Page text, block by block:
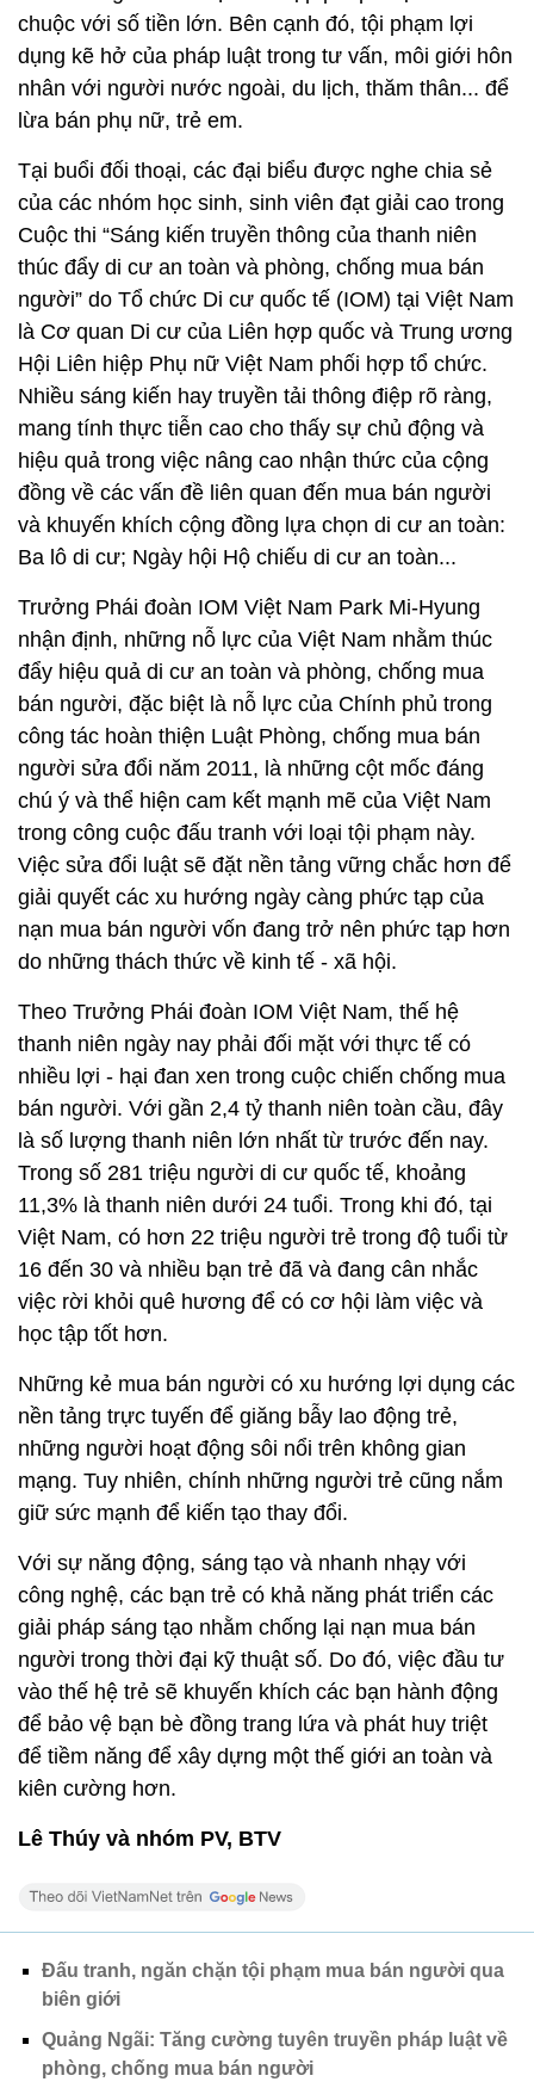
chuộc với số tiền lớn. Bên cạnh đó, tội phạm lợi
dụng kẽ hở của pháp luật trong tư vấn, môi giới hôn
nhân với người nước ngoài, du lịch, thăm thân... để
lừa bán phụ nữ, trẻ em.
Tại buổi đối thoại, các đại biểu được nghe chia sẻ
của các nhóm học sinh, sinh viên đạt giải cao trong
Cuộc thi “Sáng kiến truyền thông của thanh niên
thúc đẩy di cư an toàn và phòng, chống mua bán
người” do Tổ chức Di cư quốc tế (IOM) tại Việt Nam
là Cơ quan Di cư của Liên hợp quốc và Trung ương
Hội Liên hiệp Phụ nữ Việt Nam phối hợp tổ chức.
Nhiều sáng kiến hay truyền tải thông điệp rõ ràng,
mang tính thực tiễn cao cho thấy sự chủ động và
hiệu quả trong việc nâng cao nhận thức của cộng
đồng về các vấn đề liên quan đến mua bán người
và khuyến khích cộng đồng lựa chọn di cư an toàn:
Ba lô di cư; Ngày hội Hộ chiếu di cư an toàn...
Trưởng Phái đoàn IOM Việt Nam Park Mi-Hyung
nhận định, những nỗ lực của Việt Nam nhằm thúc
đẩy hiệu quả di cư an toàn và phòng, chống mua
bán người, đặc biệt là nỗ lực của Chính phủ trong
công tác hoàn thiện Luật Phòng, chống mua bán
người sửa đổi năm 2011, là những cột mốc đáng
chú ý và thể hiện cam kết mạnh mẽ của Việt Nam
trong công cuộc đấu tranh với loại tội phạm này.
Việc sửa đổi luật sẽ đặt nền tảng vững chắc hơn để
giải quyết các xu hướng ngày càng phức tạp của
nạn mua bán người vốn đang trở nên phức tạp hơn
do những thách thức về kinh tế - xã hội.
Theo Trưởng Phái đoàn IOM Việt Nam, thế hệ
thanh niên ngày nay phải đối mặt với thực tế có
nhiều lợi - hại đan xen trong cuộc chiến chống mua
bán người. Với gần 2,4 tỷ thanh niên toàn cầu, đây
là số lượng thanh niên lớn nhất từ trước đến nay.
Trong số 281 triệu người di cư quốc tế, khoảng
11,3% là thanh niên dưới 24 tuổi. Trong khi đó, tại
Việt Nam, có hơn 22 triệu người trẻ trong độ tuổi từ
16 đến 30 và nhiều bạn trẻ đã và đang cân nhắc
việc rời khỏi quê hương để có cơ hội làm việc và
học tập tốt hơn.
Những kẻ mua bán người có xu hướng lợi dụng các
nền tảng trực tuyến để giăng bẫy lao động trẻ,
những người hoạt động sôi nổi trên không gian
mạng. Tuy nhiên, chính những người trẻ cũng nắm
giữ sức mạnh để kiến tạo thay đổi.
Với sự năng động, sáng tạo và nhanh nhạy với
công nghệ, các bạn trẻ có khả năng phát triển các
giải pháp sáng tạo nhằm chống lại nạn mua bán
người trong thời đại kỹ thuật số. Do đó, việc đầu tư
vào thế hệ trẻ sẽ khuyến khích các bạn hành động
để bảo vệ bạn bè đồng trang lứa và phát huy triệt
để tiềm năng để xây dựng một thế giới an toàn và
kiên cường hơn.
Lê Thúy và nhóm PV, BTV
Đấu tranh, ngăn chặn tội phạm mua bán người qua
biên giới
Quảng Ngãi: Tăng cường tuyên truyền pháp luật về
phòng, chống mua bán người